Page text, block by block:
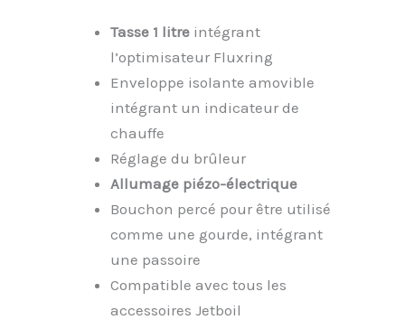
Tasse 1 litre intégrant
l’optimisateur Fluxring
Enveloppe isolante amovible
intégrant un indicateur de
chauffe
Réglage du brûleur
Allumage piézo-électrique
Bouchon percé pour être utilisé
comme une gourde, intégrant
une passoire
Compatible avec tous les
accessoires Jetboil